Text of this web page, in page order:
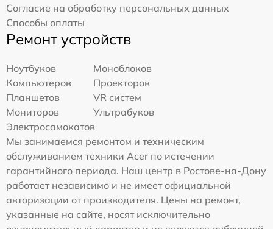
Согласие на обработку персональных данных
Способы оплаты
Ремонт устройств
Ноутбуков
Моноблоков
Компьютеров
Проекторов
Планшетов
VR систем
Мониторов
Ультрабуков
Электросамокатов
Мы занимаемся ремонтом и техническим
обслуживанием техники Acer по истечении
гарантийного периода. Наш центр в Ростове-на-Дону
работает независимо и не имеет официальной
авторизации от производителя. Цены на ремонт,
указанные на сайте, носят исключительно